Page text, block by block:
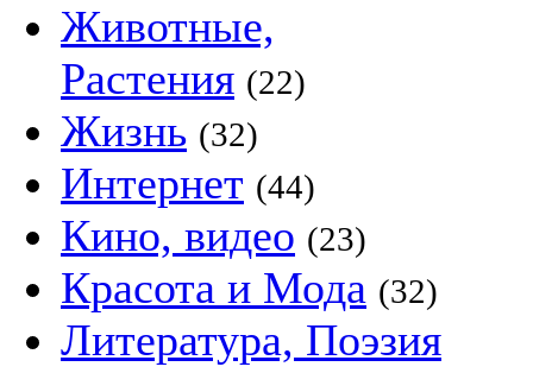
Животные,
Растения (22)
Жизнь (32)
Интернет (44)
Кино, видео (23)
Красота и Мода (32)
Литература, Поэзия